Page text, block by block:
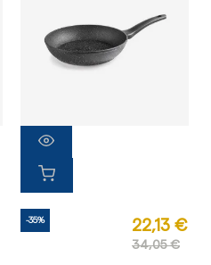
-35% 22,13 €
34,05 €